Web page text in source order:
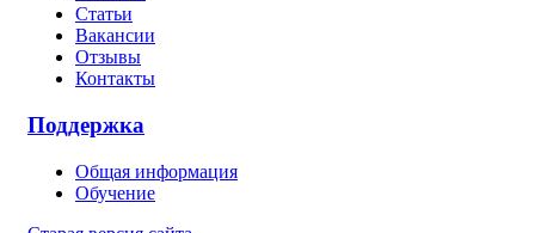
Статьи
Вакансии
Отзывы
Контакты
Поддержка
Общая информация
Обучение